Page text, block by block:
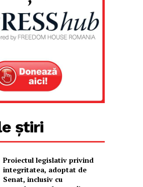
știri
Proiectul legislativ privind
integritatea, adoptat de
Senat, inclusiv cu